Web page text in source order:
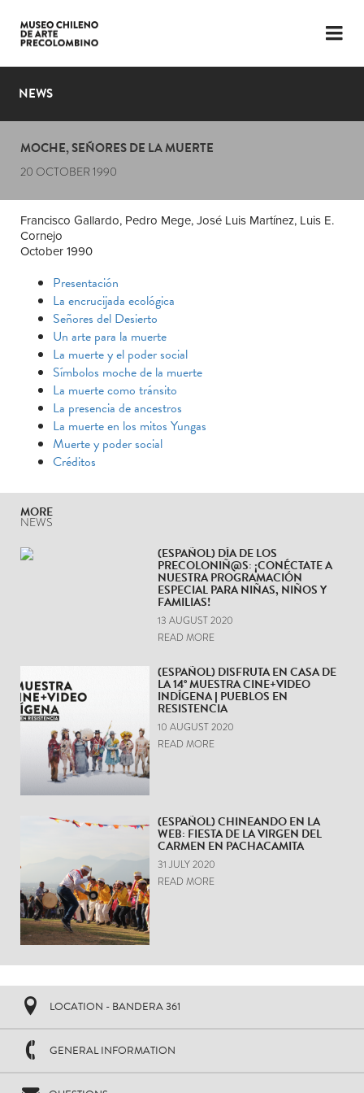
LANGUAGE
PLAN YOUR VISIT
EXHIBITIONS
THE MUSEUM
LATEST VIDEOS
NEWS
MOCHE, SEÑORES DE LA MUERTE
20 OCTOBER 1990
Francisco Gallardo, Pedro Mege, José Luis Martínez, Luis E.
Cornejo
October 1990
Presentación
La encrucijada ecológica
Señores del Desierto
Un arte para la muerte
La muerte y el poder social
Símbolos moche de la muerte
La muerte como tránsito
La presencia de ancestros
La muerte en los mitos Yungas
Muerte y poder social
Créditos
MORE
NEWS
(ESPAÑOL) DÍA DE LOS
PRECOLONIÑ@S: ¡CONÉCTATE A
NUESTRA PROGRAMACIÓN
ESPECIAL PARA NIÑAS, NIÑOS Y
FAMILIAS!
13 AUGUST 2020
READ MORE
(ESPAÑOL) DISFRUTA EN CASA DE
LA 14° MUESTRA CINE+VIDEO
INDÍGENA | PUEBLOS EN
RESISTENCIA
10 AUGUST 2020
READ MORE
(ESPAÑOL) CHINEANDO EN LA
WEB: FIESTA DE LA VIRGEN DEL
CARMEN EN PACHACAMITA
31 JULY 2020
READ MORE
LOCATION - BANDERA 361
GENERAL INFORMATION